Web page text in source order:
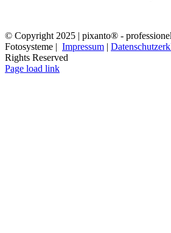
© Copyright 2025 | pixanto® -
Fotosysteme | Impressum |
Rights Reserved
Page load link